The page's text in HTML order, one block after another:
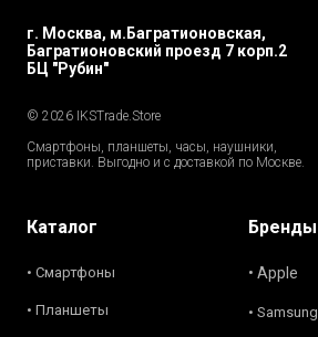
г. Москва, м.Багратионовская,
Багратионовский проезд 7 корп.2
БЦ "Рубин"
© 2026 IKSTrade.Store
Смартфоны, планшеты, часы, наушники,
приставки. Выгодно и с доставкой по Москве.
Каталог
• Смартфоны
• Планшеты
Бренды
• Apple
• Samsung